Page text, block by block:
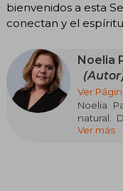
bienvenidos a esta
conectan y el espíritu
Noelia
Ver
Noelia
natural.
sentir,
Ver más